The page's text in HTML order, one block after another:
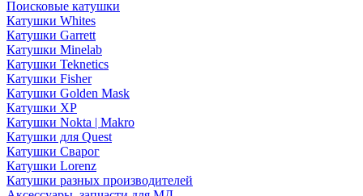
Поисковые катушки
Катушки Whites
Катушки Garrett
Катушки Minelab
Катушки Teknetics
Катушки Fisher
Катушки Golden Mask
Катушки XP
Катушки Nokta | Makro
Катушки для Quest
Катушки Сварог
Катушки Lorenz
Катушки разных производителей